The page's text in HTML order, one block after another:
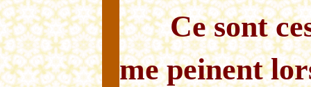
Ce sont
me peinent